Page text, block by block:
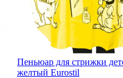
Пеньюар для стрижки
желтый Eurostil